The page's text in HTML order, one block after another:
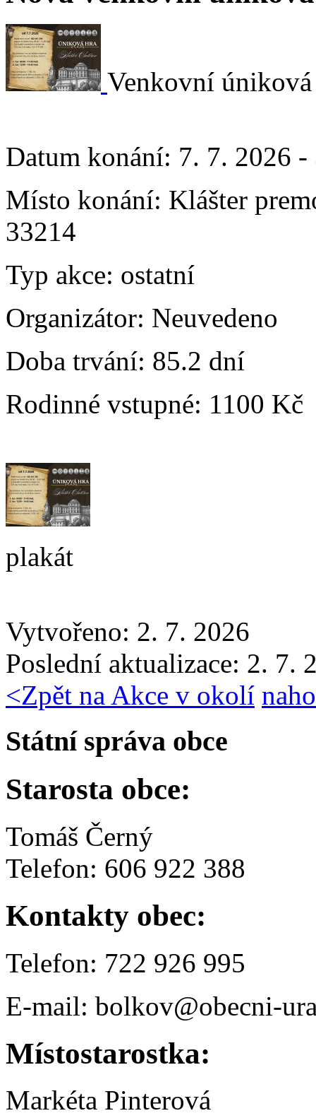
Venkovní úniková
Datum konání: 7. 7. 2026 -
Místo konání: Klášter
33214
Typ akce: ostatní
Organizátor: Neuvedeno
Doba trvání: 85.2 dní
Rodinné vstupné: 1100 Kč
plakát
Vytvořeno: 2. 7. 2026
Poslední aktualizace: 2. 7.
<Zpět na Akce v okolí
Státní správa obce
Starosta obce:
Tomáš Černý
Telefon: 606 922 388
Kontakty obec:
Telefon: 722 926 995
E-mail: bolkov@obecni-
Místostarostka:
Markéta Pinterová